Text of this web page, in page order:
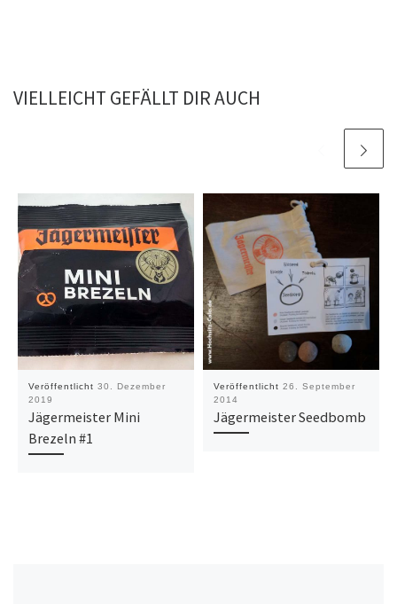
VIELLEICHT GEFÄLLT DIR AUCH
Veröffentlicht 30. Dezember
2019
Jägermeister Mini
Brezeln #1
Veröffentlicht 26. September
2014
Jägermeister Seedbomb